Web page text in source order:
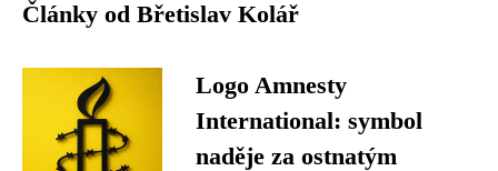
Články od Břetislav Kolář
Logo Amnesty
International: symbol
naděje za ostnatým